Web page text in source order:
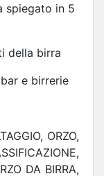
spiegato in 5
della birra
e birrerie
ORZO,
DA BIRRA,